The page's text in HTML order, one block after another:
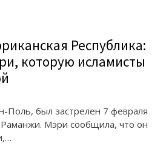
Республика:
которую исламисты
Поль, был застрелен 7 февраля
Мэри сообщила, что он